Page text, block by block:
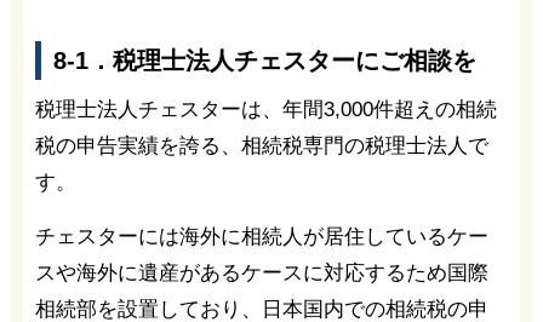
8-1．税理士法人チェスターにご相談を
税理士法人チェスターは、年間3,000件超えの相続
税の申告実績を誇る、相続税専門の税理士法人で
す。
チェスターには海外に相続人が居住しているケー
スや海外に遺産があるケースに対応するため国際
相続部を設置しており、日本国内での相続税の申